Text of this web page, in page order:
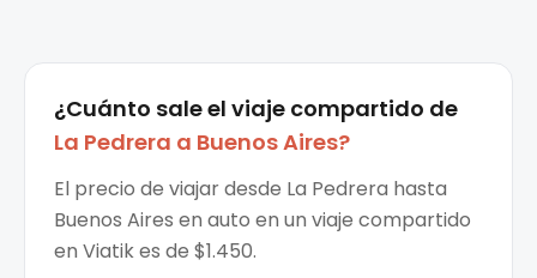
¿Cuánto sale el viaje compartido de
La Pedrera a Buenos Aires?
El precio de viajar desde La Pedrera hasta
Buenos Aires en auto en un viaje compartido
en Viatik es de $1.450.